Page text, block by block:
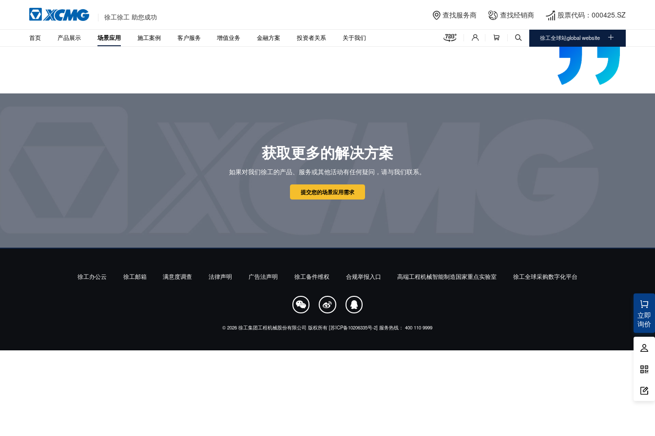
徐工徐工 助您成功  查找服务商  查找经销商  股票代码：000425.SZ
首页 产品展示 场景应用 施工案例 客户服务 增值业务 金融方案 投资者关系 关于我们     徐工全球站global website 
获取更多的解决方案
如果对我们徐工的产品、服务或其他活动有任何疑问，请与我们联系。
提交您的场景应用需求
立即
询价
徐工办公云 徐工邮箱 满意度调查 法律声明 广告法声明 徐工备件维权 合规举报入口 高端工程机械智能制造国家重点实验室 徐工全球采购数字化平台
  
© 2026徐工集团工程机械股份有限公司 版权所有[苏ICP备10206335号-2] 服务热线：400 110 9999